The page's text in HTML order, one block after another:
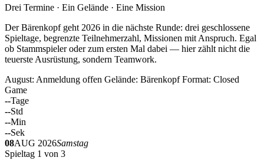
Drei Termine · Ein Gelände · Eine Mission
Der Bärenkopf geht 2026 in die nächste Runde: drei geschlossene
Spieltage, begrenzte Teilnehmerzahl, Missionen mit Anspruch. Egal
ob Stammspieler oder zum ersten Mal dabei — hier zählt nicht die
teuerste Ausrüstung, sondern Teamwork.
August: Anmeldung offen Gelände: Bärenkopf Format: Closed
Game
--Tage
--Std
--Min
--Sek
08AUG 2026Samstag
Spieltag 1 von 3